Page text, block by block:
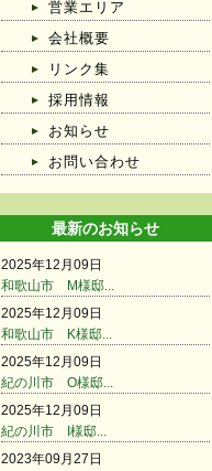
営業エリア
会社概要
リンク集
採用情報
お知らせ
お問い合わせ
最新のお知らせ
2025年12月09日
和歌山市 M様邸...
2025年12月09日
和歌山市 K様邸...
2025年12月09日
紀の川市 O様邸...
2025年12月09日
紀の川市 I様邸...
2023年09月27日